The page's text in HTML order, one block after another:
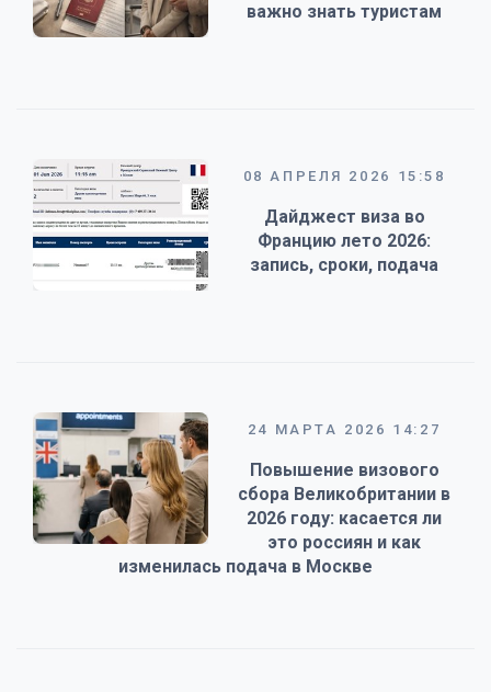
важно знать туристам
08 АПРЕЛЯ 2026 15:58
Дайджест виза во
Францию лето 2026:
запись, сроки, подача
24 МАРТА 2026 14:27
Повышение визового
сбора Великобритании в
2026 году: касается ли
это россиян и как
изменилась подача в Москве